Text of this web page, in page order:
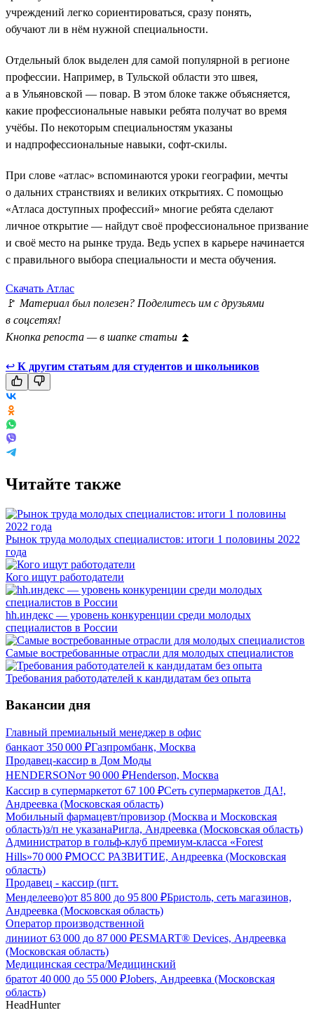
учреждений легко сориентироваться, сразу понять,
обучают ли в нём нужной специальности.
Отдельный блок выделен для самой популярной в регионе
профессии. Например, в Тульской области это швея,
а в Ульяновской — повар. В этом блоке также объясняется,
какие профессиональные навыки ребята получат во время
учёбы. По некоторым специальностям указаны
и надпрофессиональные навыки, софт-скилы.
При слове «атлас» вспоминаются уроки географии, мечты
о дальних странствиях и великих открытиях. С помощью
«Атласа доступных профессий» многие ребята сделают
личное открытие — найдут своё профессиональное призвание
и своё место на рынке труда. Ведь успех в карьере начинается
с правильного выбора специальности и места обучения.
Скачать Атлас
🚩 Материал был полезен? Поделитесь им с друзьями
в соцсетях!
Кнопка репоста — в шапке статьи ⏫
↩ К другим статьям для студентов и школьников
Читайте также
Рынок труда молодых специалистов: итоги 1 половины 2022
года
Кого ищут работодатели
hh.индекс — уровень конкуренции среди молодых
специалистов в России
Самые востребованные отрасли для молодых специалистов
Требования работодателей к кандидатам без опыта
Вакансии дня
Главный премиальный менеджер в офис
банкаот 350 000 ₽Газпромбанк, Москва
Продавец-кассир в Дом Моды
HENDERSONот 90 000 ₽Henderson, Москва
Кассир в супермаркетот 67 100 ₽Сеть супермаркетов ДА!,
Андреевка (Московская область)
Мобильный фармацевт/провизор (Москва и Московская
область)з/п не указанаРигла, Андреевка (Московская область)
Администратор в гольф-клуб премиум-класса «Forest
Hills»70 000 ₽МОСС РАЗВИТИЕ, Андреевка (Московская
область)
Продавец - кассир (пгт.
Менделеево)от 85 800 до 95 800 ₽Бристоль, сеть магазинов,
Андреевка (Московская область)
Оператор производственной
линииот 63 000 до 87 000 ₽ESMART® Devices, Андреевка
(Московская область)
Медицинская сестра/Медицинский
братот 40 000 до 55 000 ₽Jobers, Андреевка (Московская
область)
HeadHunter